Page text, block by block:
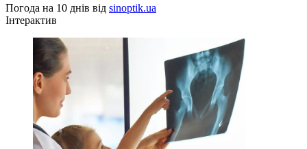
Погода на 10 днів від sinoptik.ua
Інтерактив